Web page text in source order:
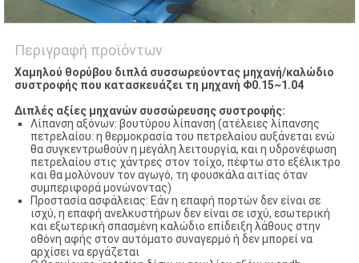
Περιγραφή προϊόντων
Χαμηλού θορύβου διπλά συσσωρεύοντας μηχανή/καλώδιο
συστροφής που κατασκευάζει τη μηχανή Φ0.15~1.04
Διπλές αξίες μηχανών συσσώρευσης συστροφής:
Λίπανση αξόνων: βουτύρου λίπανση (ατέλειες λίπανσης
πετρελαίου: η θερμοκρασία του πετρελαίου αυξάνεται ενώ
θα συγκεντρωθούν η μεγάλη λειτουργία, και η υδρονέφωση
πετρελαίου στις χάντρες στον τοίχο, πέφτω στο εξέλικτρο
και θα μολύνουν τον αγωγό, τη φουσκάλα αιτίας όταν
συμπεριφορά μονώνοντας)
Προστασία ασφάλειας: Εάν η επαφή πορτών δεν είναι σε
ισχύ, η επαφή ανελκυστήρων δεν είναι σε ισχύ, εσωτερική
και εξωτερική σπασμένη καλώδιο επίδειξη λάθους στην
οθόνη αφής στον αυτόματο συναγερμό ή δεν μπορεί να
αρχίσει να εργάζεται